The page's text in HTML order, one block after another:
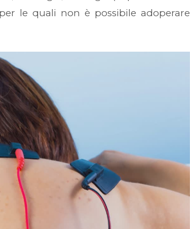
le quali non è possibile adoperare